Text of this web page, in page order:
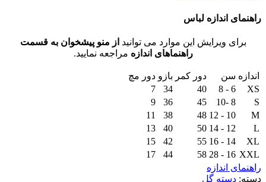
راهنمای اندازه لباس
برای ویرایش این موارد می توانید از منو پیشخوان به قسمت
راهنماهای اندازه مراجعه نمایید.
اندازه سن دور کمر بازو دور مچ
XS
6 - 8
40
34
7
S
8 -10
45
36
9
M
10 - 12
48
38
11
L
12 - 14
50
40
13
XL
14 - 16
55
42
15
XXL
16 - 28
58
44
17
راهنمای اندازه
دسته: دسته گل